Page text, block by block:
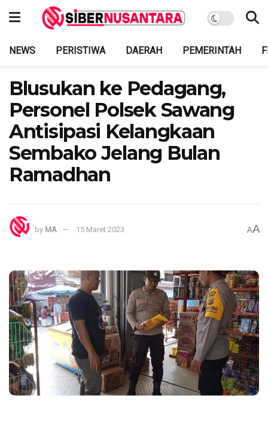
NEWS PERISTIWA DAERAH PEMERINTAH
Blusukan ke Pedagang,
Personel Polsek Sawang
Antisipasi Kelangkaan
Sembako Jelang Bulan
Ramadhan
by MA 15 Maret 2023 AA